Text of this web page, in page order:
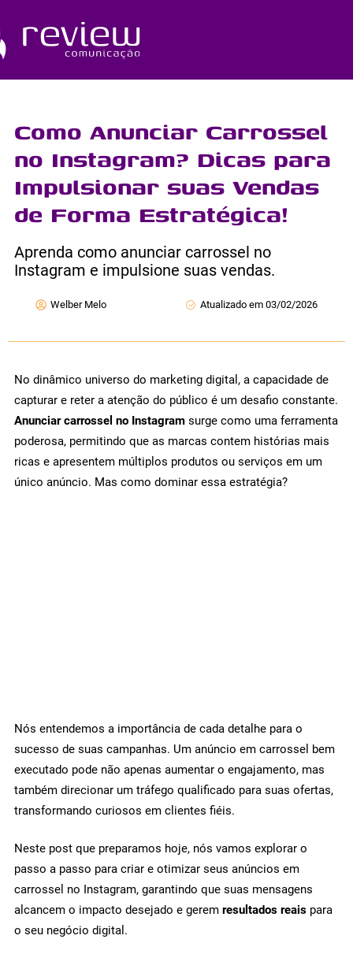
o
conteúdo
Como Anunciar Carrossel
no Instagram? Dicas para
Impulsionar suas Vendas
de Forma Estratégica!
Aprenda como anunciar carrossel no
Instagram e impulsione suas vendas.
Welber Melo Atualizado em 03/02/2026
No dinâmico universo do marketing digital, a capacidade de
capturar e reter a atenção do público é um desafio constante.
Anunciar carrossel no Instagram surge como uma ferramenta
poderosa, permitindo que as marcas contem histórias mais
ricas e apresentem múltiplos produtos ou serviços em um
único anúncio. Mas como dominar essa estratégia?
Nós entendemos a importância de cada detalhe para o
sucesso de suas campanhas. Um anúncio em carrossel bem
executado pode não apenas aumentar o engajamento, mas
também direcionar um tráfego qualificado para suas ofertas,
transformando curiosos em clientes fiéis.
Neste post que preparamos hoje, nós vamos explorar o
passo a passo para criar e otimizar seus anúncios em
carrossel no Instagram, garantindo que suas mensagens
alcancem o impacto desejado e gerem resultados reais para
o seu negócio digital.